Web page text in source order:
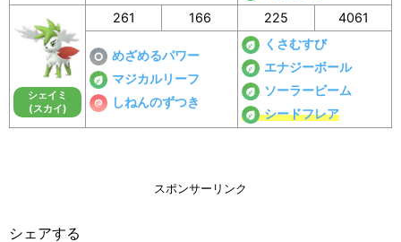
シェイミ
(スカイ)
261 166 225 4061
めざめるパワー
マジカルリーフ
しねんのずつき
くさむすび
エナジーボール
ソーラービーム
シードフレア
スポンサーリンク
シェアする